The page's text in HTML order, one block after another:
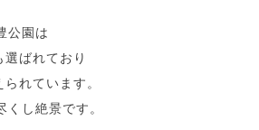
公園は
選ばれており
れています。
し絶景です。